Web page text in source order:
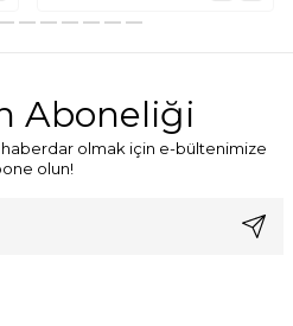
Aboneliği
olmak için e-bültenimize
olun!